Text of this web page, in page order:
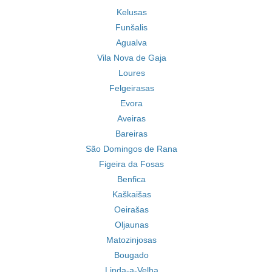
Kelusas
Funšalis
Agualva
Vila Nova de Gaja
Loures
Felgeirasas
Evora
Aveiras
Bareiras
São Domingos de Rana
Figeira da Fosas
Benfica
Kaškaišas
Oeirašas
Oljaunas
Matozinjosas
Bougado